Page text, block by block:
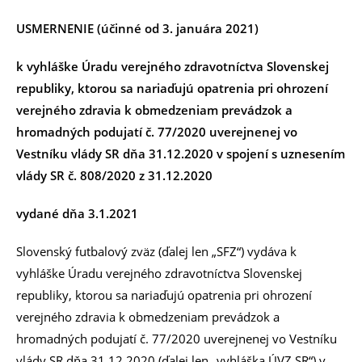
USMERNENIE (účinné od 3. januára 2021)
k vyhláške Úradu verejného zdravotníctva Slovenskej
republiky, ktorou sa nariaďujú opatrenia pri ohrození
verejného zdravia k obmedzeniam prevádzok a
hromadných podujatí č. 77/2020 uverejnenej vo
Vestníku vlády SR dňa 31.12.2020 v spojení s uznesením
vlády SR č. 808/2020 z 31.12.2020
vydané dňa 3.1.2021
Slovenský futbalový zväz (ďalej len „SFZ“) vydáva k
vyhláške Úradu verejného zdravotníctva Slovenskej
republiky, ktorou sa nariaďujú opatrenia pri ohrození
verejného zdravia k obmedzeniam prevádzok a
hromadných podujatí č. 77/2020 uverejnenej vo Vestníku